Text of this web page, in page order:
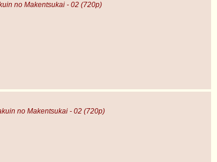
no Makentsukai - 02 (720p)
no Makentsukai - 02 (720p)